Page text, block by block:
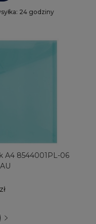
24 godziny
A4 8544001PL-06